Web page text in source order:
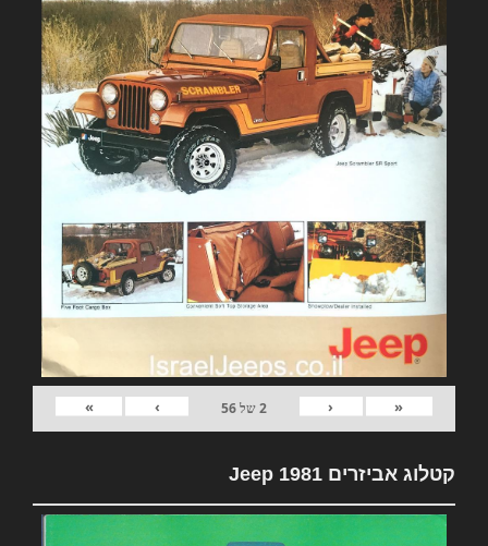
«
‹
2של56
›
»
קטלוג אביזרים 1981 Jeep